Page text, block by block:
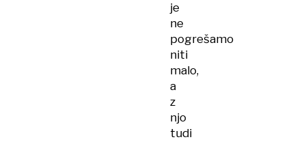
je
ne
pogrešamo
niti
malo,
a
z
njo
tudi